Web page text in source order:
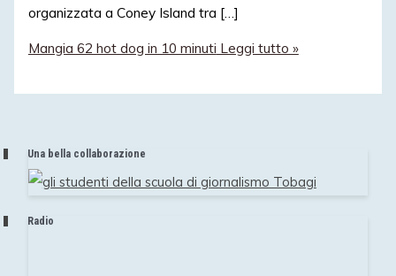
organizzata a Coney Island tra […]
Mangia 62 hot dog in 10 minuti Leggi tutto »
Una bella collaborazione
Radio